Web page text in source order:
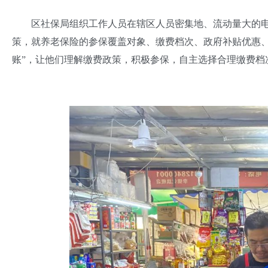
区社保局组织工作人员在辖区人员密集地、流动量大的
策，就养老保险的参保覆盖对象、缴费档次、政府补贴优惠
账”，让他们理解缴费政策，积极参保，自主选择合理缴费档